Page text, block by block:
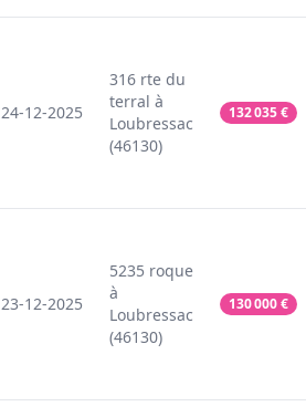
24-12-2025
316 rte du
terral à
Loubressac
(46130)
132 035€
23-12-2025
5235 roque
à
Loubressac
(46130)
130 000€